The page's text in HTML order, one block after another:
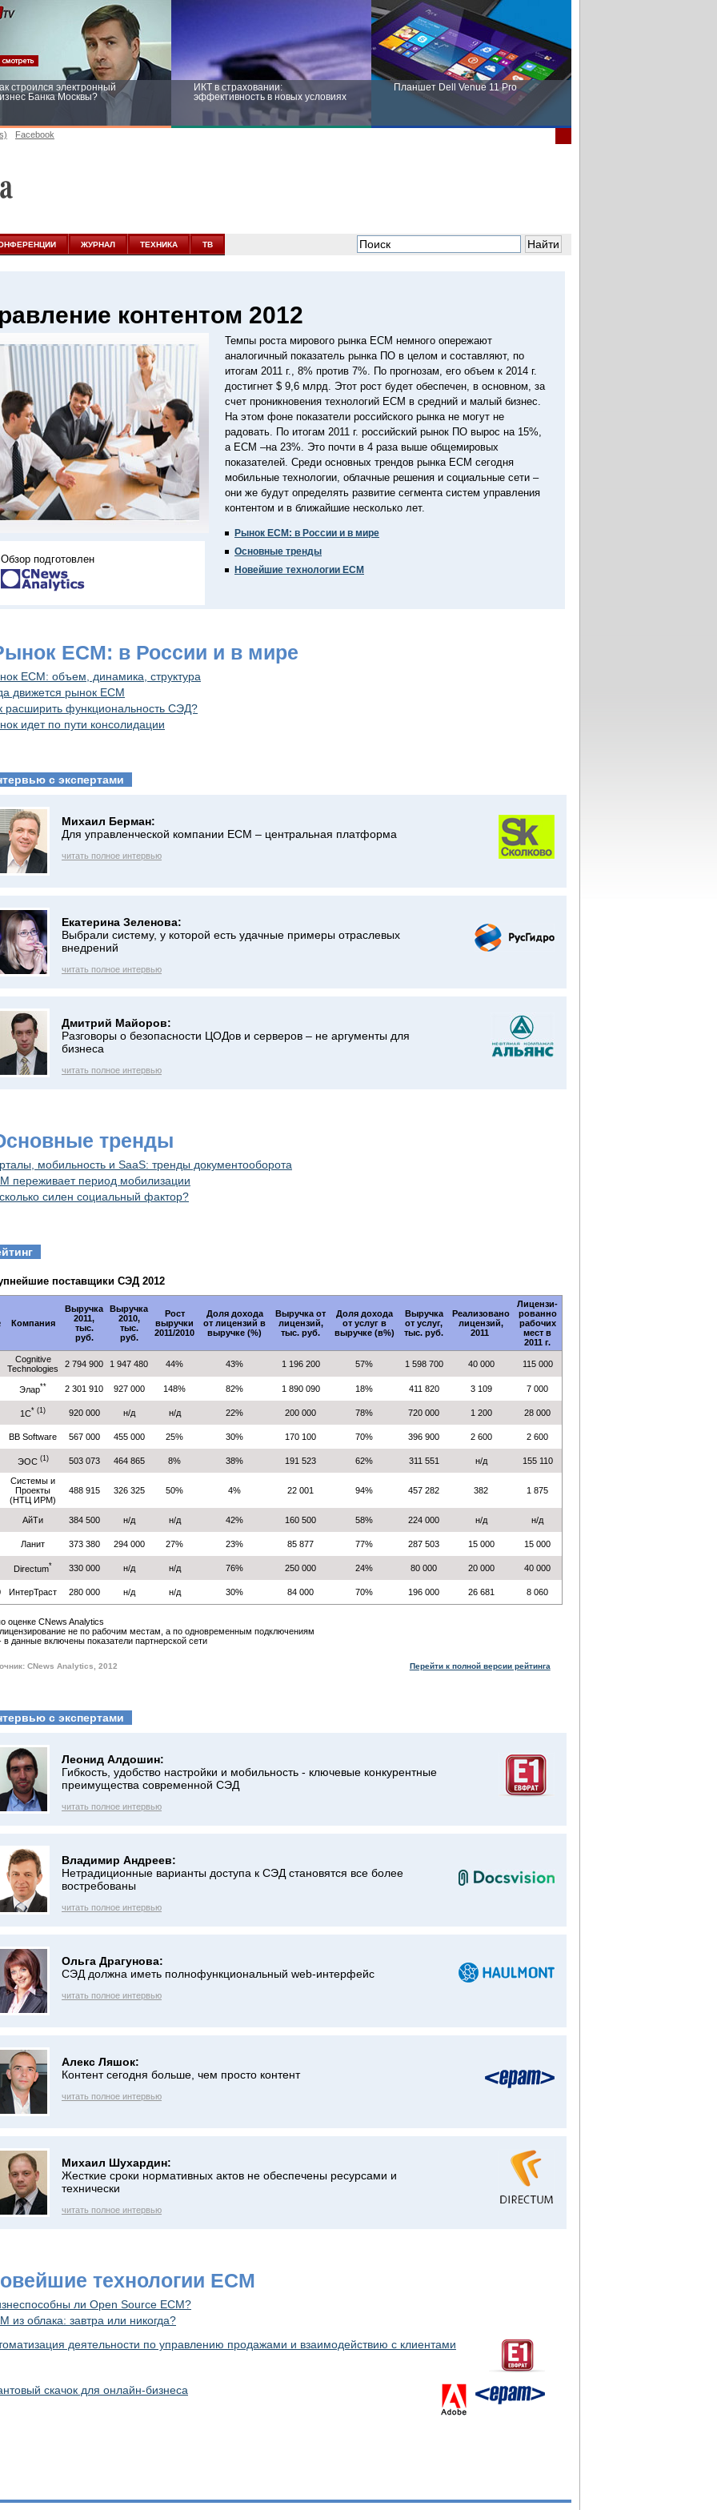
строился электронный
Банка Москвы?
ИКТ в страховании:
эффективность в новых условиях
Планшет Dell Venue 11 Pro
новых условиях
Facebook
ЖУРНАЛ ТЕХНИКА ТВ
контентом 2012
Обзор подготовлен
Темпы роста мирового рынка ECM немного опережают
аналогичный показатель рынка ПО в целом и составляют, по
итогам 2011 г., 8% против 7%. По прогнозам, его объем к 2014 г.
достигнет $ 9,6 млрд. Этот рост будет обеспечен, в основном, за
счет проникновения технологий ECM в средний и малый бизнес.
На этом фоне показатели российского рынка не могут не
радовать. По итогам 2011 г. российский рынок ПО вырос на 15%,
а ECM –на 23%. Это почти в 4 раза выше общемировых
показателей. Среди основных трендов рынка ECM сегодня
мобильные технологии, облачные решения и социальные сети –
они же будут определять развитие сегмента систем управления
контентом и в ближайшие несколько лет.
Рынок ЕСМ: в России и в мире
Основные тренды
Новейшие технологии ECM
ЕСМ: в России и в мире
ECM: объем, динамика, структура
движется рынок ECM
расширить функциональность СЭД?
идет по пути консолидации
с экспертами
Михаил Берман:
Для управленческой компании ECM – центральная платформа
читать полное интервью
Екатерина Зеленова:
Выбрали систему, у которой есть удачные примеры отраслевых
внедрений
читать полное интервью
Дмитрий Майоров:
Разговоры о безопасности ЦОДов и серверов – не аргументы для
бизнеса
читать полное интервью
тренды
мобильность и SaaS: тренды документооборота
переживает период мобилизации
силен социальный фактор?
поставщики СЭД 2012
Компания
Выручка
2011,
тыс.
руб.
Выручка
2010,
тыс.
руб.
Рост
выручки
2011/2010
Доля дохода
от лицензий в
выручке (%)
Выручка от
лицензий,
тыс. руб.
Доля дохода
от услуг в
выручке (в%)
Выручка
от услуг,
тыс. руб.
Реализовано
лицензий,
2011
Лицензи-
рованно
рабочих
мест в
2011 г.
Cognitive
Technologies
2 794 900 1 947 480 44% 43% 1 196 200 57% 1 598 700 40 000 115 000
Элар** 2 301 910 927 000 148% 82% 1 890 090 18% 411 820 3 109 7 000
1C* (1) 920 000 н/д н/д 22% 200 000 78% 720 000 1 200 28 000
BB Software 567 000 455 000 25% 30% 170 100 70% 396 900 2 600 2 600
ЭОС (1) 503 073 464 865 8% 38% 191 523 62% 311 551 н/д 155 110
Системы и
Проекты
(НТЦ ИРМ)
488 915 326 325 50% 4% 22 001 94% 457 282 382 1 875
АйТи 384 500 н/д н/д 42% 160 500 58% 224 000 н/д н/д
Ланит 373 380 294 000 27% 23% 85 877 77% 287 503 15 000 15 000
Directum* 330 000 н/д н/д 76% 250 000 24% 80 000 20 000 40 000
ИнтерТраст 280 000 н/д н/д 30% 84 000 70% 196 000 26 681 8 060
оценке CNews Analytics
не по рабочим местам, а по одновременным подключениям
в данные включены показатели партнерской сети
CNews Analytics, 2012 Перейти к полной версии рейтинга
с экспертами
Леонид Алдошин:
Гибкость, удобство настройки и мобильность - ключевые конкурентные
преимущества современной СЭД
читать полное интервью
Владимир Андреев:
Нетрадиционные варианты доступа к СЭД становятся все более
востребованы
читать полное интервью
Ольга Драгунова:
СЭД должна иметь полнофункциональный web-интерфейс
читать полное интервью
Алекс Ляшок:
Контент сегодня больше, чем просто контент
читать полное интервью
Михаил Шухардин:
Жесткие сроки нормативных актов не обеспечены ресурсами и
технически
читать полное интервью
технологии ECM
ли Open Source ECM?
из облака: завтра или никогда?
деятельности по управлению продажами и взаимодействию с клиентами
скачок для онлайн-бизнеса